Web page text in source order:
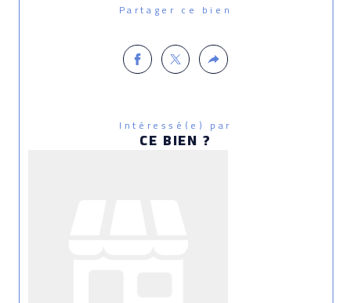
Partager ce bien
Intéressé(e) par
CE BIEN ?